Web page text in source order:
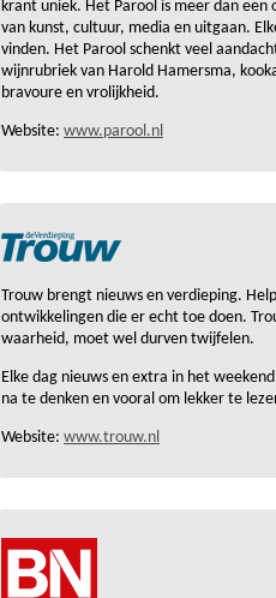
krant uniek. Het Parool is meer dan
van kunst, cultuur, media en uitgaan.
vinden. Het Parool schenkt veel
wijnrubriek van Harold Hamersma,
bravoure en vrolijkheid.
Website: www.parool.nl
Trouw brengt nieuws en verdieping.
ontwikkelingen die er echt toe doen.
waarheid, moet wel durven twijfelen.
Elke dag nieuws en extra in het
na te denken en vooral om lekker te
Website: www.trouw.nl